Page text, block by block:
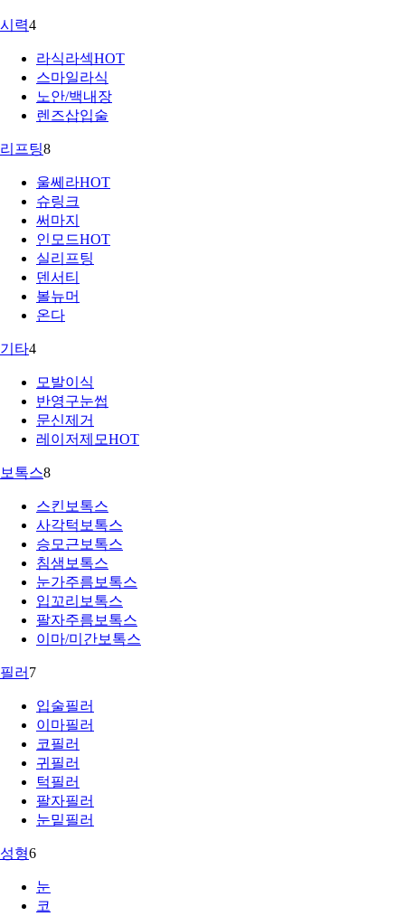
시력4
라식라섹HOT
스마일라식
노안/백내장
렌즈삽입술
리프팅8
울쎄라HOT
슈링크
써마지
인모드HOT
실리프팅
덴서티
볼뉴머
온다
기타4
모발이식
반영구눈썹
문신제거
레이저제모HOT
보톡스8
스킨보톡스
사각턱보톡스
승모근보톡스
침샘보톡스
눈가주름보톡스
입꼬리보톡스
팔자주름보톡스
이마/미간보톡스
필러 7
입술필러
이마필러
코필러
귀필러
턱필러
팔자필러
눈밑필러
성형6
눈
코